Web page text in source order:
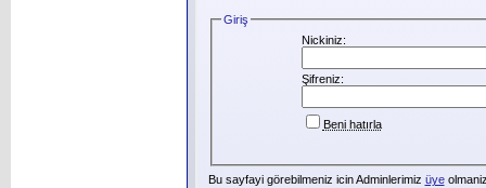
Giriş
Nickiniz:
Şifreniz:
Beni hatırla
Bu sayfayi görebilmeniz icin Adminlerimiz üye